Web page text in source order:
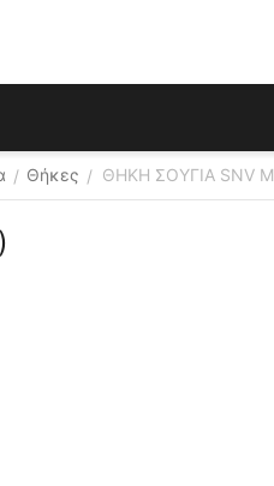
/ Θήκες / ΘΗΚΗ ΣΟΥΓΙΑ SNV